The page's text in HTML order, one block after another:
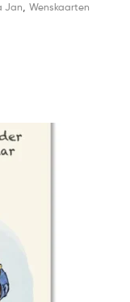
Jan Wenskaarten